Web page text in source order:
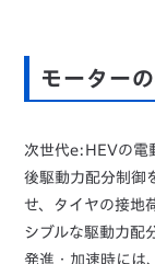
モーター
次世代e:HEVの電
後駆動力配分制御
せ、タイヤの接地
シブルな駆動力配
発進・加速時には